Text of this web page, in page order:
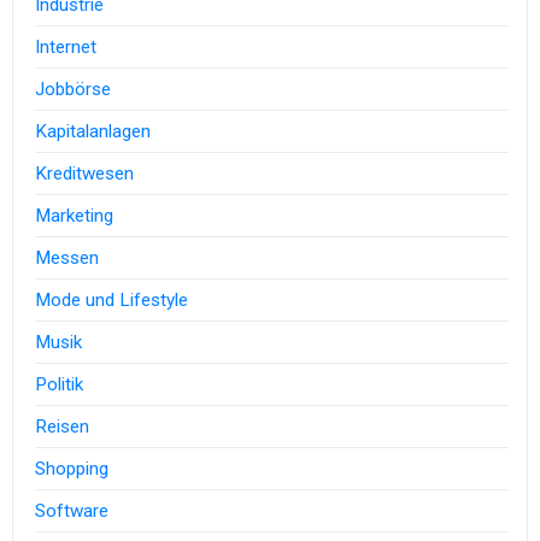
Industrie
Internet
Jobbörse
Kapitalanlagen
Kreditwesen
Marketing
Messen
Mode und Lifestyle
Musik
Politik
Reisen
Shopping
Software